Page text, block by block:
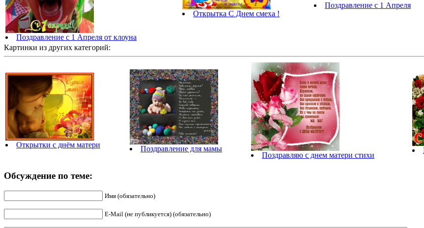
Поздравление с 1 Апреля от клоуна
Открытка С Днем смеха !
Поздравление с 1 Апреля
Картинки из других категорий:
Открытки с днём матери
Поздравление для мамы
Поздравляю с днем матери стихи
Обсуждение по теме:
Имя (обязательно)
E-Mail (не публикуется) (обязательно)